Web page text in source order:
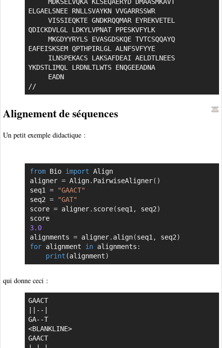
ELGAELSNEE RNLLSVAYKN VVGARRSSWR
QDICKDVLGL LDKYLVPNAT PPESKVFYLK
EAFEISKSEM QPTHPIRLGL ALNFSVFYYE
YKDSTLIMQL LRDNLTLWTS ENQGEEADNA
//
Alignement de séquences
Un petit exemple didactique :
from Bio import Align
aligner = Align. PairwiseAligner( )
seq1 =
"GAACT"
seq2 =
"GAT"
score = aligner. score(seq1 , seq2)
score
3.0
alignments = aligner. align(seq1 , seq2)
for alignment in alignments :
print (alignment)
qui donne ceci :
GAACT
||--|
GA--T
<BLANKLINE>
GAACT